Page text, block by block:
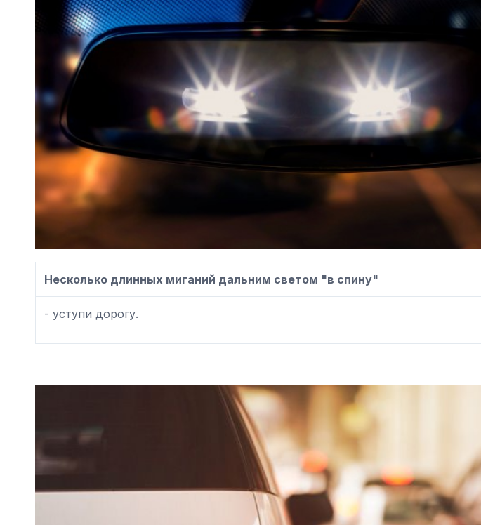
Несколько длинных миганий дальним светом "в спину"
- уступи дорогу.